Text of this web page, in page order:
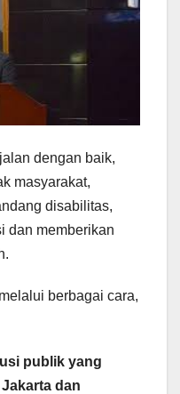
dengan baik,
masyarakat,
disabilitas,
dan memberikan
berbagai cara,
publik yang
dan